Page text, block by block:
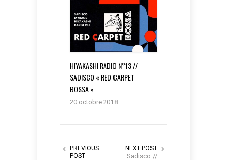
HIYAKASHI RADIO N°13 //
SADISCO « RED CARPET
BOSSA »
20 octobre 2018
PREVIOUS
POST
NEXT POST
Sadisco //